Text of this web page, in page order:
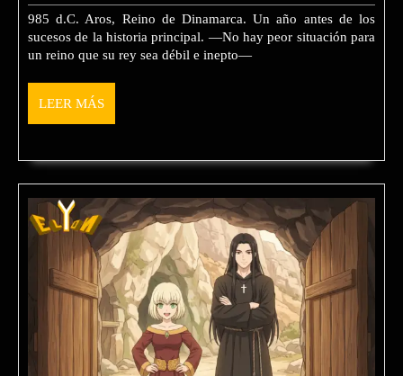
hombre
del
2025
985 d.C. Aros, Reino de Dinamarca. Un año antes de los
sucesos de la historia principal. —No hay peor situación para
un reino que su rey sea débil e inepto—
LEER MÁSLEER
MÁS